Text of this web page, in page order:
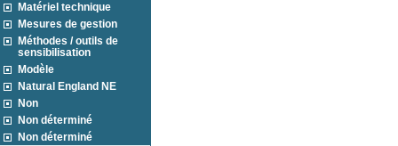
Matériel technique
Mesures de gestion
Méthodes / outils de
sensibilisation
Modèle
Natural England NE
Non
Non déterminé
Non déterminé